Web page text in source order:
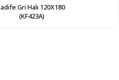
Gri Halı 120X180
(KF423A)